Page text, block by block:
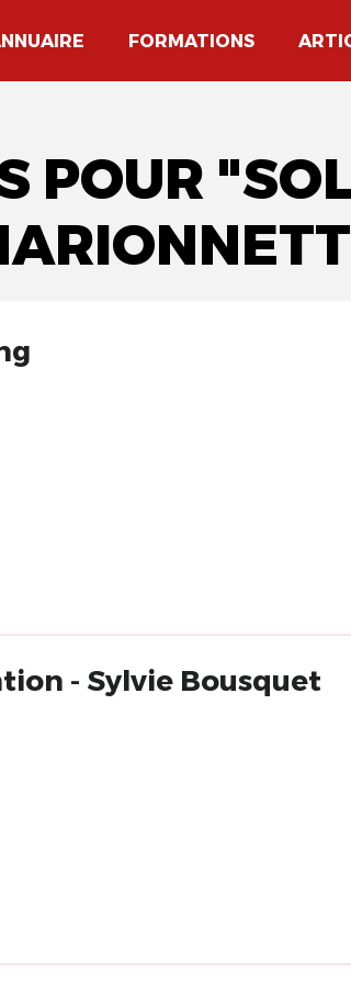
FORMATIONS
POUR
- Sylvie Bousquet